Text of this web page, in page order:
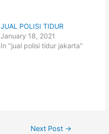
JUAL POLISI TIDUR
January 18, 2021
In "jual polisi tidur jakarta"
Next Post →